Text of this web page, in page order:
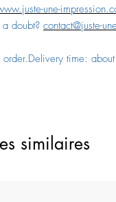
une-
doubt? contact@juste-
time:
similaires